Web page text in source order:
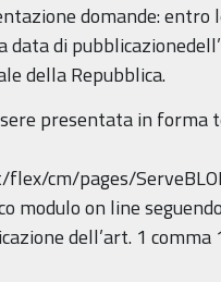
domande: entro
data di
della Repubblica.
presentata in forma
cm/pages/
modulo on line
dell’art. 1